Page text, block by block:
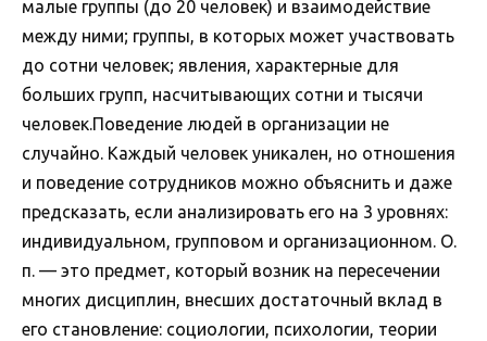
малые группы (до 20 человек) и взаимодействие
между ними; группы, в которых может участвовать
до сотни человек; явления, характерные для
больших групп, насчитывающих сотни и тысячи
человек.Поведение людей в организации не
случайно. Каждый человек уникален, но отношения
и поведение сотрудников можно объяснить и даже
предсказать, если анализировать его на 3 уровнях:
индивидуальном, групповом и организационном. О.
п. — это предмет, который возник на пересечении
многих дисциплин, внесших достаточный вклад в
его становление: социологии, психологии, теории